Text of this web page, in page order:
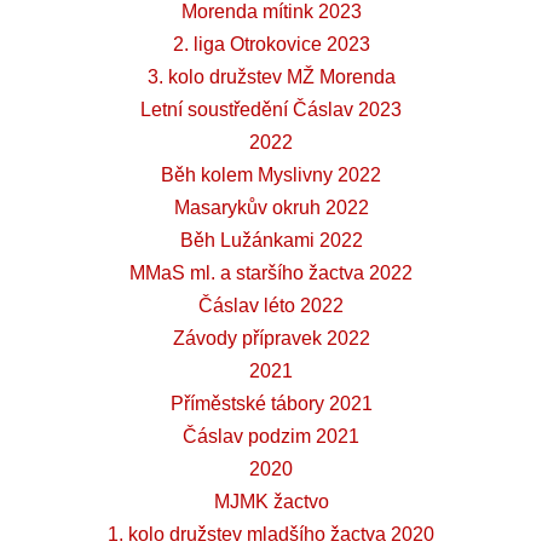
Morenda mítink 2023
2. liga Otrokovice 2023
3. kolo družstev MŽ Morenda
Letní soustředění Čáslav 2023
2022
Běh kolem Myslivny 2022
Masarykův okruh 2022
Běh Lužánkami 2022
MMaS ml. a staršího žactva 2022
Čáslav léto 2022
Závody přípravek 2022
2021
Příměstské tábory 2021
Čáslav podzim 2021
2020
MJMK žactvo
1. kolo družstev mladšího žactva 2020